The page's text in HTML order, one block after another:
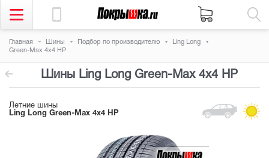
Главная Шины Подбор по производителю
Ling Long
Green-Max 4x4 HP
Шины Ling Long Green-Max 4x4 HP
Летние шины
Ling Long Green-Max 4x4 HP